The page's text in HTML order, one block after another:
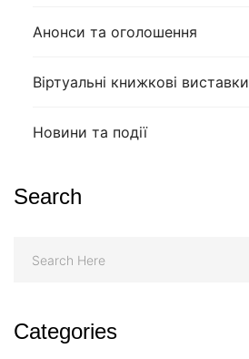
Анонси та оголошення
Віртуальні книжкові виставки
Новини та події
Search
Categories